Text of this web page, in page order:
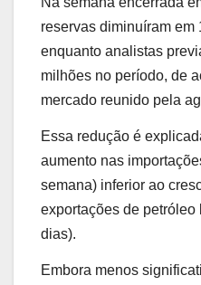
reservas diminuíram em
enquanto analistas
milhões no período, de
mercado reunido pela
Essa redução é
aumento nas
semana) inferior ao
exportações de petróleo
dias).
Embora menos